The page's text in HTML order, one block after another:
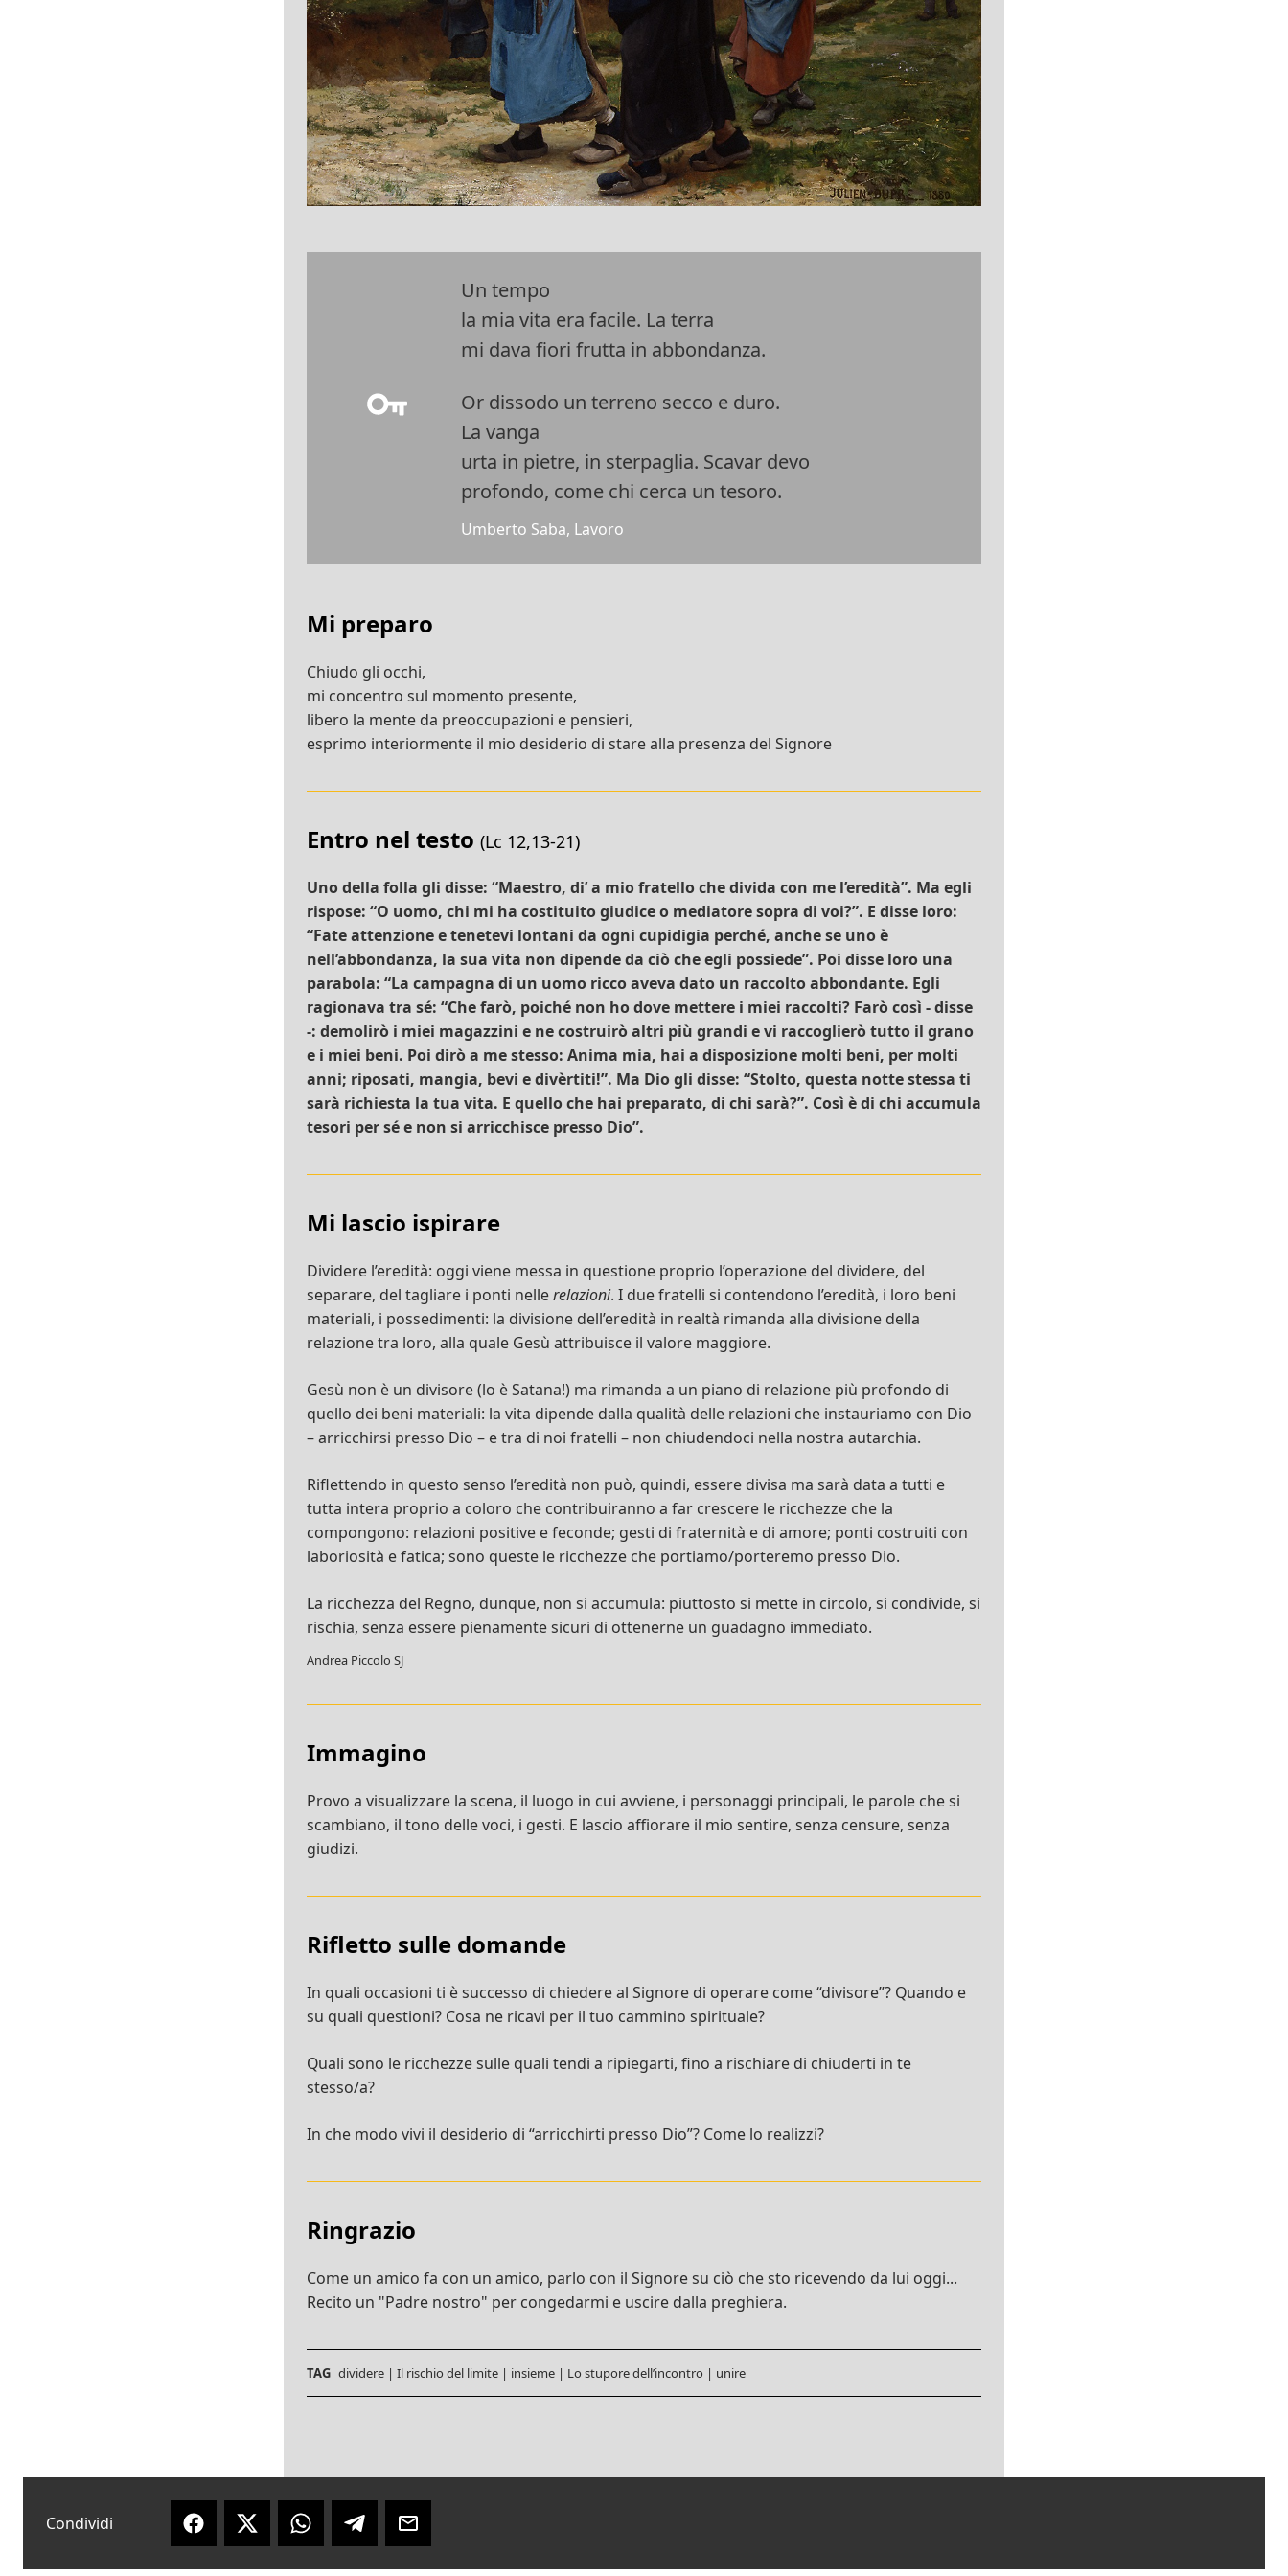
Un tempo
la mia vita era facile. La terra
mi dava fiori frutta in abbondanza.
Or dissodo un terreno secco e duro.
La vanga
urta in pietre, in sterpaglia. Scavar devo
profondo, come chi cerca un tesoro.
Umberto Saba, Lavoro
Mi preparo
Chiudo gli occhi,
mi concentro sul momento presente,
libero la mente da preoccupazioni e pensieri,
esprimo interiormente il mio desiderio di stare alla presenza del Signore
Entro nel testo (Lc 12,13-21)
Uno della folla gli disse: “Maestro, di’ a mio fratello che divida con me l’eredità”. Ma egli
rispose: “O uomo, chi mi ha costituito giudice o mediatore sopra di voi?”. E disse loro:
“Fate attenzione e tenetevi lontani da ogni cupidigia perché, anche se uno è
nell’abbondanza, la sua vita non dipende da ciò che egli possiede”. Poi disse loro una
parabola: “La campagna di un uomo ricco aveva dato un raccolto abbondante. Egli
ragionava tra sé: “Che farò, poiché non ho dove mettere i miei raccolti? Farò così - disse
-: demolirò i miei magazzini e ne costruirò altri più grandi e vi raccoglierò tutto il grano
e i miei beni. Poi dirò a me stesso: Anima mia, hai a disposizione molti beni, per molti
anni; riposati, mangia, bevi e divèrtiti!”. Ma Dio gli disse: “Stolto, questa notte stessa ti
sarà richiesta la tua vita. E quello che hai preparato, di chi sarà?”. Così è di chi accumula
tesori per sé e non si arricchisce presso Dio”.
Mi lascio ispirare
Dividere l’eredità: oggi viene messa in questione proprio l’operazione del dividere, del
separare, del tagliare i ponti nellerelazioni. I due fratelli si contendono l’eredità, i loro beni
materiali, i possedimenti: la divisione dell’eredità in realtà rimanda alla divisione della
relazione tra loro, alla quale Gesù attribuisce il valore maggiore.
Gesù non è un divisore (lo è Satana!) ma rimanda a un piano di relazione più profondo di
quello dei beni materiali: la vita dipende dalla qualità delle relazioni che instauriamo con Dio
– arricchirsi presso Dio – e tra di noi fratelli – non chiudendoci nella nostra autarchia.
Riflettendo in questo senso l’eredità non può, quindi, essere divisa ma sarà data a tutti e
tutta intera proprio a coloro che contribuiranno a far crescere le ricchezze che la
compongono: relazioni positive e feconde; gesti di fraternità e di amore; ponti costruiti con
laboriosità e fatica; sono queste le ricchezze che portiamo/porteremo presso Dio.
La ricchezza del Regno, dunque, non si accumula: piuttosto si mette in circolo, si condivide, si
rischia, senza essere pienamente sicuri di ottenerne un guadagno immediato.
Andrea Piccolo SJ
Immagino
Provo a visualizzare la scena, il luogo in cui avviene, i personaggi principali, le parole che si
scambiano, il tono delle voci, i gesti. E lascio affiorare il mio sentire, senza censure, senza
giudizi.
Rifletto sulle domande
In quali occasioni ti è successo di chiedere al Signore di operare come “divisore”? Quando e
su quali questioni? Cosa ne ricavi per il tuo cammino spirituale?
Quali sono le ricchezze sulle quali tendi a ripiegarti, fino a rischiare di chiuderti in te
stesso/a?
In che modo vivi il desiderio di “arricchirti presso Dio”? Come lo realizzi?
Ringrazio
Come un amico fa con un amico, parlo con il Signore su ciò che sto ricevendo da lui oggi...
Recito un "Padre nostro" per congedarmi e uscire dalla preghiera.
TAG dividere | Il rischio del limite | insieme | Lo stupore dell’incontro | unire
Condividi